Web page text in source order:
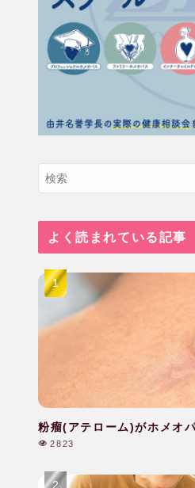
よく読まれている記事
粉瘤(アテローム)がホメオ
代|女性
2823